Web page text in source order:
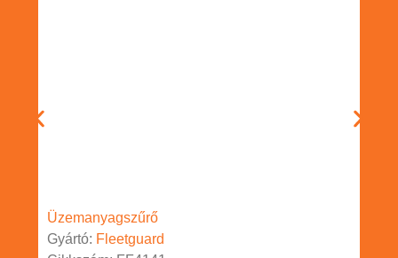
Üzemanyagszűrő
Gyártó: Fleetguard